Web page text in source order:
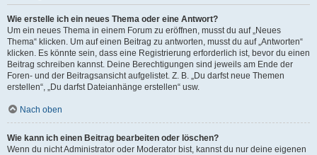
Wie erstelle ich ein neues Thema oder eine Antwort?
Um ein neues Thema in einem Forum zu eröffnen, musst du auf „Neues
Thema“ klicken. Um auf einen Beitrag zu antworten, musst du auf „Antworten“
klicken. Es könnte sein, dass eine Registrierung erforderlich ist, bevor du einen
Beitrag schreiben kannst. Deine Berechtigungen sind jeweils am Ende der
Foren- und der Beitragsansicht aufgelistet. Z. B. „Du darfst neue Themen
erstellen“, „Du darfst Dateianhänge erstellen“ usw.
Nach oben
Wie kann ich einen Beitrag bearbeiten oder löschen?
Wenn du nicht Administrator oder Moderator bist, kannst du nur deine eigenen